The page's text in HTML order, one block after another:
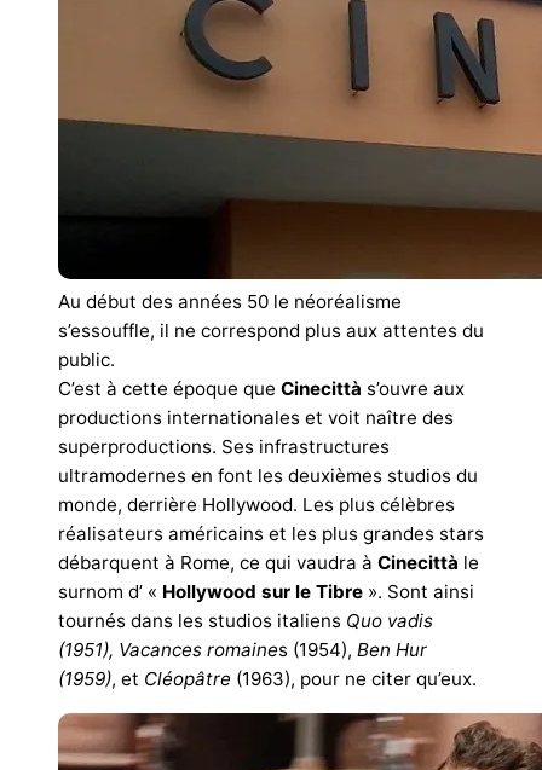
Au début des années 50 le néoréalisme
s’essouffle, il ne correspond plus aux attentes du
public.
C’est à cette époque que Cinecittà s’ouvre aux
productions internationales et voit naître des
superproductions. Ses infrastructures
ultramodernes en font les deuxièmes studios du
monde, derrière Hollywood. Les plus célèbres
réalisateurs américains et les plus grandes stars
débarquent à Rome, ce qui vaudra à Cinecittà le
surnom d’ « Hollywood sur le Tibre ». Sont ainsi
tournés dans les studios italiens Quo vadis
(1951), Vacances romaines (1954), Ben Hur
(1959), et Cléopâtre (1963), pour ne citer qu’eux.